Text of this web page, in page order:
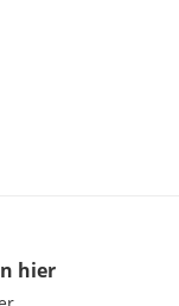
hier